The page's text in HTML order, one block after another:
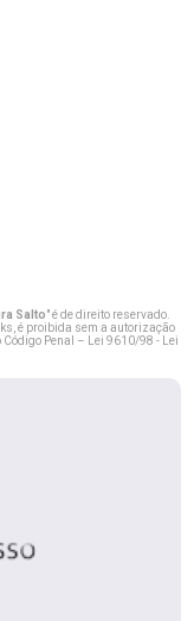
Salto" é de direito reservado.
é proibida sem a autorização
Penal –
Lei 9610/98 - Lei